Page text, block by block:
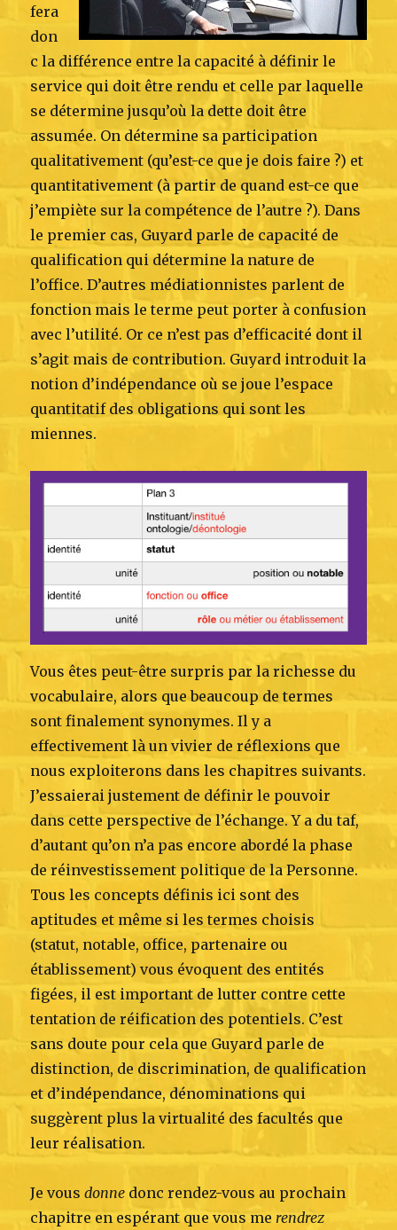
fera
don
c la différence entre la capacité à définir le
service qui doit être rendu et celle par laquelle
se détermine jusqu’où la dette doit être
assumée. On détermine sa participation
qualitativement (qu’est-ce que je dois faire ?) et
quantitativement (à partir de quand est-ce que
j’empiète sur la compétence de l’autre ?). Dans
le premier cas, Guyard parle de capacité de
qualification qui détermine la nature de
l’office. D’autres médiationnistes parlent de
fonction mais le terme peut porter à confusion
avec l’utilité. Or ce n’est pas d’efficacité dont il
s’agit mais de contribution. Guyard introduit la
notion d’indépendance où se joue l’espace
quantitatif des obligations qui sont les
miennes.
Vous êtes peut-être surpris par la richesse du
vocabulaire, alors que beaucoup de termes
sont finalement synonymes. Il y a
effectivement là un vivier de réflexions que
nous exploiterons dans les chapitres suivants.
J’essaierai justement de définir le pouvoir
dans cette perspective de l’échange. Y a du taf,
d’autant qu’on n’a pas encore abordé la phase
de réinvestissement politique de la Personne.
Tous les concepts définis ici sont des
aptitudes et même si les termes choisis
(statut, notable, office, partenaire ou
établissement) vous évoquent des entités
figées, il est important de lutter contre cette
tentation de réification des potentiels. C’est
sans doute pour cela que Guyard parle de
distinction, de discrimination, de qualification
et d’indépendance, dénominations qui
suggèrent plus la virtualité des facultés que
leur réalisation.
Je vousdonne donc rendez-vous au prochain
chapitre en espérant que vous merendrez